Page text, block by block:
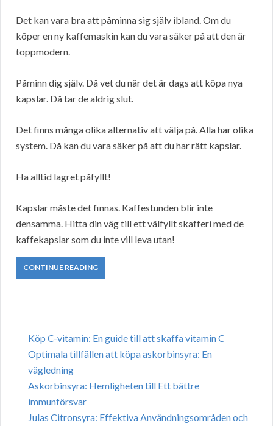
Det kan vara bra att påminna sig själv ibland. Om du
köper en ny kaffemaskin kan du vara säker på att den är
toppmodern.
Påminn dig själv. Då vet du när det är dags att köpa nya
kapslar. Då tar de aldrig slut.
Det finns många olika alternativ att välja på. Alla har olika
system. Då kan du vara säker på att du har rätt kapslar.
Ha alltid lagret påfyllt!
Kapslar måste det finnas. Kaffestunden blir inte
densamma. Hitta din väg till ett välfyllt skafferi med de
kaffekapslar som du inte vill leva utan!
CONTINUE READING
Köp C-vitamin: En guide till att skaffa vitamin C
Optimala tillfällen att köpa askorbinsyra: En
vägledning
Askorbinsyra: Hemligheten till Ett bättre
immunförsvar
Julas Citronsyra: Effektiva Användningsområden och